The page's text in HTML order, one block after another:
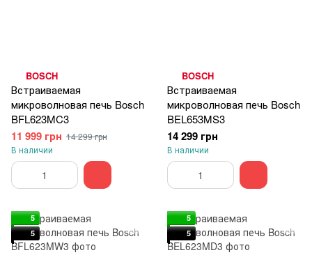
BOSCH
Встраиваемая
микроволновая печь Bosch
BFL623MC3
11 999 грн 14 299 грн
В наличии
BOSCH
Встраиваемая
микроволновая печь Bosch
BEL653MS3
14 299 грн
В наличии
5
5
5
5